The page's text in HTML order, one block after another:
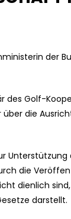
der
des Golf-
die
die
dienlich
darstellt.